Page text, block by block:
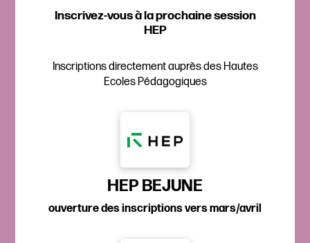
Inscrivez-vous à la prochaine session
HEP
Inscriptions directement auprès des Hautes
Ecoles Pédagogiques
HEP BEJUNE
ouverture des inscriptions vers mars/avril